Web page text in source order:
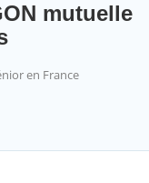
mutuelle
en France